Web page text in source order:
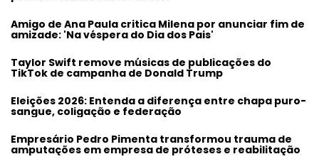
Amigo de Ana Paula critica Milena por anunciar fim de
amizade: 'Na véspera do Dia dos Pais'
Taylor Swift remove músicas de publicações do
TikTok de campanha de Donald Trump
Eleições 2026: Entenda a diferença entre chapa puro-
sangue, coligação e federação
Empresário Pedro Pimenta transformou trauma de
amputações em empresa de próteses e reabilitação